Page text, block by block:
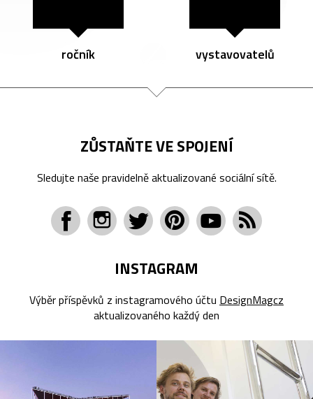
ročník vystavovatelů
ZŮSTAŇTE VE SPOJENÍ
Sledujte naše pravidelně aktualizované sociální sítě.
INSTAGRAM
Výběr příspěvků z instagramového účtu DesignMagcz
aktualizovaného každý den